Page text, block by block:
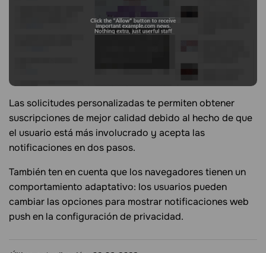
Las solicitudes personalizadas te permiten obtener
suscripciones de mejor calidad debido al hecho de que
el usuario está más involucrado y acepta las
notificaciones en dos pasos.
También ten en cuenta que los navegadores tienen un
comportamiento adaptativo: los usuarios pueden
cambiar las opciones para mostrar notificaciones web
push en la configuración de privacidad.